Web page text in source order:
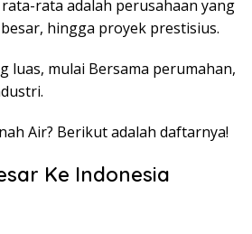
rata adalah perusahaan yang
besar, hingga proyek prestisius.
mulai Bersama perumahan,
Air? Berikut adalah daftarnya!
Ke Indonesia